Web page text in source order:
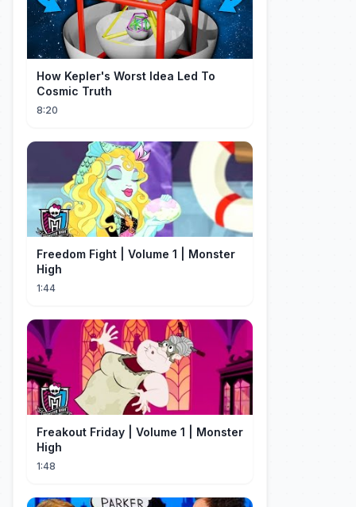
How Kepler's Worst Idea Led To
Cosmic Truth
8:20
Freedom Fight | Volume 1 | Monster
High
1:44
Freakout Friday | Volume 1 | Monster
High
1:48